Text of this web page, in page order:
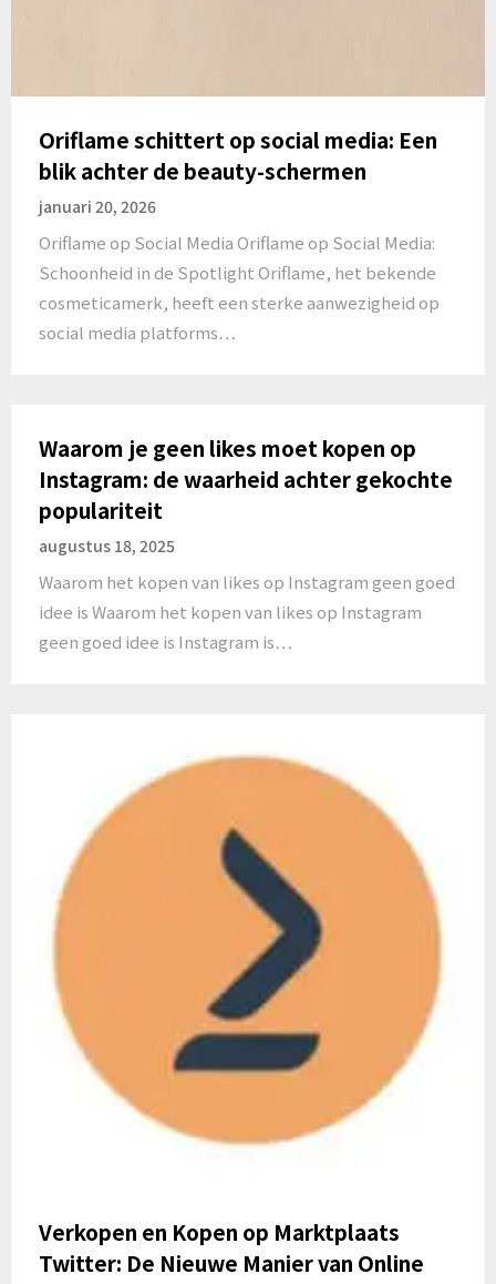
Oriflame schittert op social media: Een
blik achter de beauty-schermen
januari 20, 2026
Oriflame op Social Media Oriflame op Social Media:
Schoonheid in de Spotlight Oriflame, het bekende
cosmeticamerk, heeft een sterke aanwezigheid op
social media platforms…
Waarom je geen likes moet kopen op
Instagram: de waarheid achter gekochte
populariteit
augustus 18, 2025
Waarom het kopen van likes op Instagram geen goed
idee is Waarom het kopen van likes op Instagram
geen goed idee is Instagram is…
Verkopen en Kopen op Marktplaats
Twitter: De Nieuwe Manier van Online